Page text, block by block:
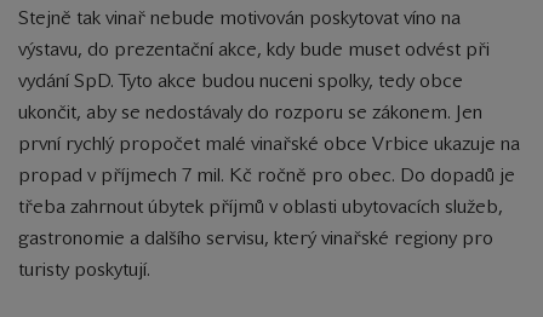
Stejně tak vinař nebude motivován poskytovat víno na
výstavu, do prezentační akce, kdy bude muset odvést při
vydání SpD. Tyto akce budou nuceni spolky, tedy obce
ukončit, aby se nedostávaly do rozporu se zákonem. Jen
první rychlý propočet malé vinařské obce Vrbice ukazuje na
propad v příjmech 7 mil. Kč ročně pro obec. Do dopadů je
třeba zahrnout úbytek příjmů v oblasti ubytovacích služeb,
gastronomie a dalšího servisu, který vinařské regiony pro
turisty poskytují.